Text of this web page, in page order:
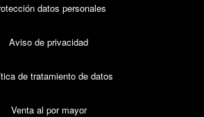
datos personales
Aviso de privacidad
de tratamiento de datos
Venta al por mayor